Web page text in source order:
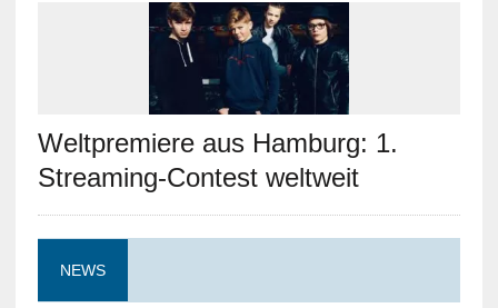
Weltpremiere aus Hamburg: 1.
Streaming-Contest weltweit
NEWS